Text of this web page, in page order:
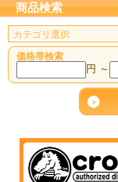
商品検索
価格帯検索
円 ～